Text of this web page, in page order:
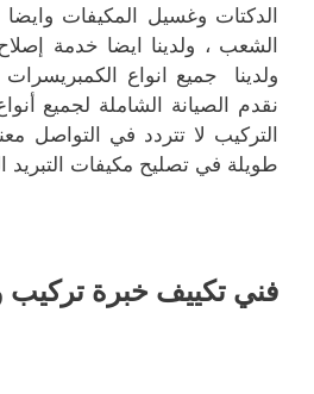
الدكتات وغسيل المكيفات
الشعب ، ولدينا ايضا خدمة
ولدينا جميع انواع الكمبريسرات
نقدم الصيانة الشاملة لجميع
التركيب لا تتردد في التواصل
طويلة في تصليح مكيفات التبريد
فني تكييف خبرة تركيب